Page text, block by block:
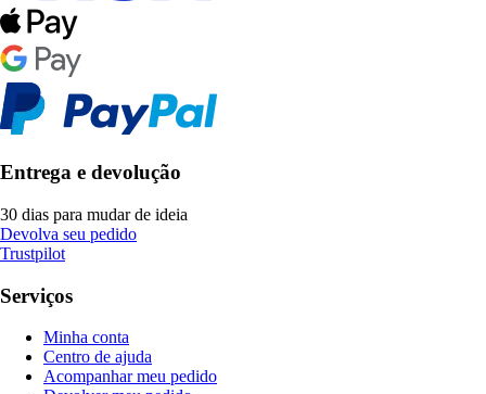
Entrega e devolução
30 dias para mudar de ideia
Devolva seu pedido
Trustpilot
Serviços
Minha conta
Centro de ajuda
Acompanhar meu pedido